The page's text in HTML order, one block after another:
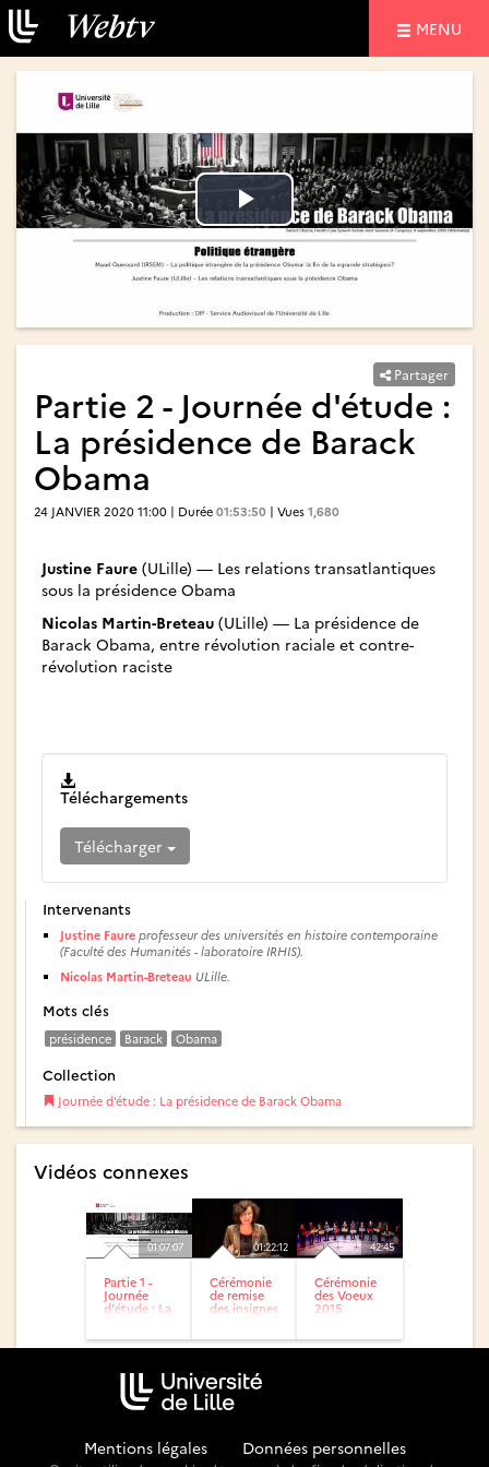
MENU
Lire
la
vidéo
Lire
la
vidéo
Partager
Partie 2 - Journée d'étude :
La présidence de Barack
Obama
24 JANVIER 2020 11:00 | Durée 01:53:50 | Vues 1,680
Justine Faure (ULille) — Les relations transatlantiques
sous la présidence Obama
Nicolas Martin-Breteau (ULille) — La présidence de
Barack Obama, entre révolution raciale et contre-
révolution raciste
Téléchargements
Télécharger
Intervenants
Justine Faure professeur des universités en histoire contemporaine
(Faculté des Humanités - laboratoire IRHIS).
Nicolas Martin-Breteau ULille.
Mots clés
présidence Barack Obama
Collection
Journée d’étude : La présidence de Barack Obama
Vidéos connexes
01:07:07
Partie 1 -
Journée
d'étude : La
Obama
01:22:12
Cérémonie
de remise
des insignes
à...
42:45
Cérémonie
des Voeux
2015
Mentions légales Données personnelles